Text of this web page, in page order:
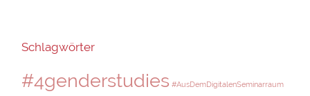
Schlagwörter
#4genderstudies #AusDemDigitalenSeminarraum